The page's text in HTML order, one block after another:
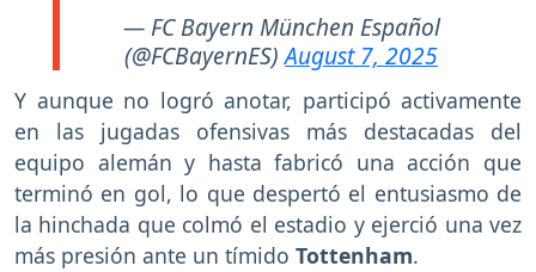
— FC Bayern München Español
(@FCBayernES)August 7, 2025
Y aunque no logró anotar, participó activamente
en las jugadas ofensivas más destacadas del
equipo alemán y hasta fabricó una acción que
terminó en gol, lo que despertó el entusiasmo de
la hinchada que colmó el estadio y ejerció una vez
más presión ante un tímido Tottenham.